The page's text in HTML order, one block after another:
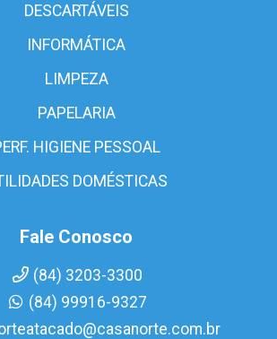
DESCARTÁVEIS
INFORMÁTICA
LIMPEZA
PAPELARIA
HIGIENE PESSOAL
DOMÉSTICAS
Fale Conosco
(84) 3203-3300
(84) 99916-9327